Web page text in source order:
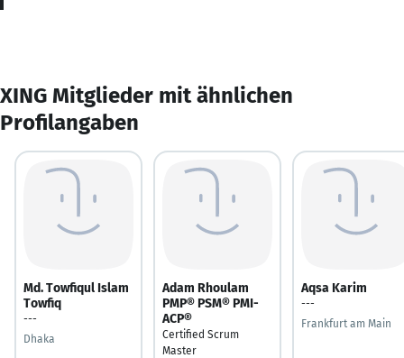
XING Mitglieder mit ähnlichen
Profilangaben
Md. Towfiqul Islam
Towfiq
---
Dhaka
Adam Rhoulam
PMP® PSM® PMI-
ACP®
Certified Scrum
Master
Aqsa Karim
---
Frankfurt am Main